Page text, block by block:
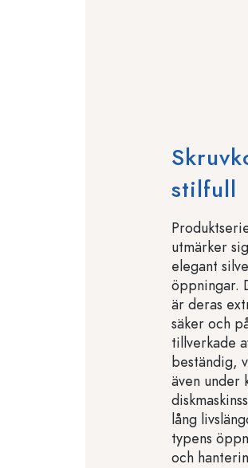
stilfull
utmärker
elegant
öppningar.
är deras
säker och
tillverkade
beständig,
även under
lång
typens
och